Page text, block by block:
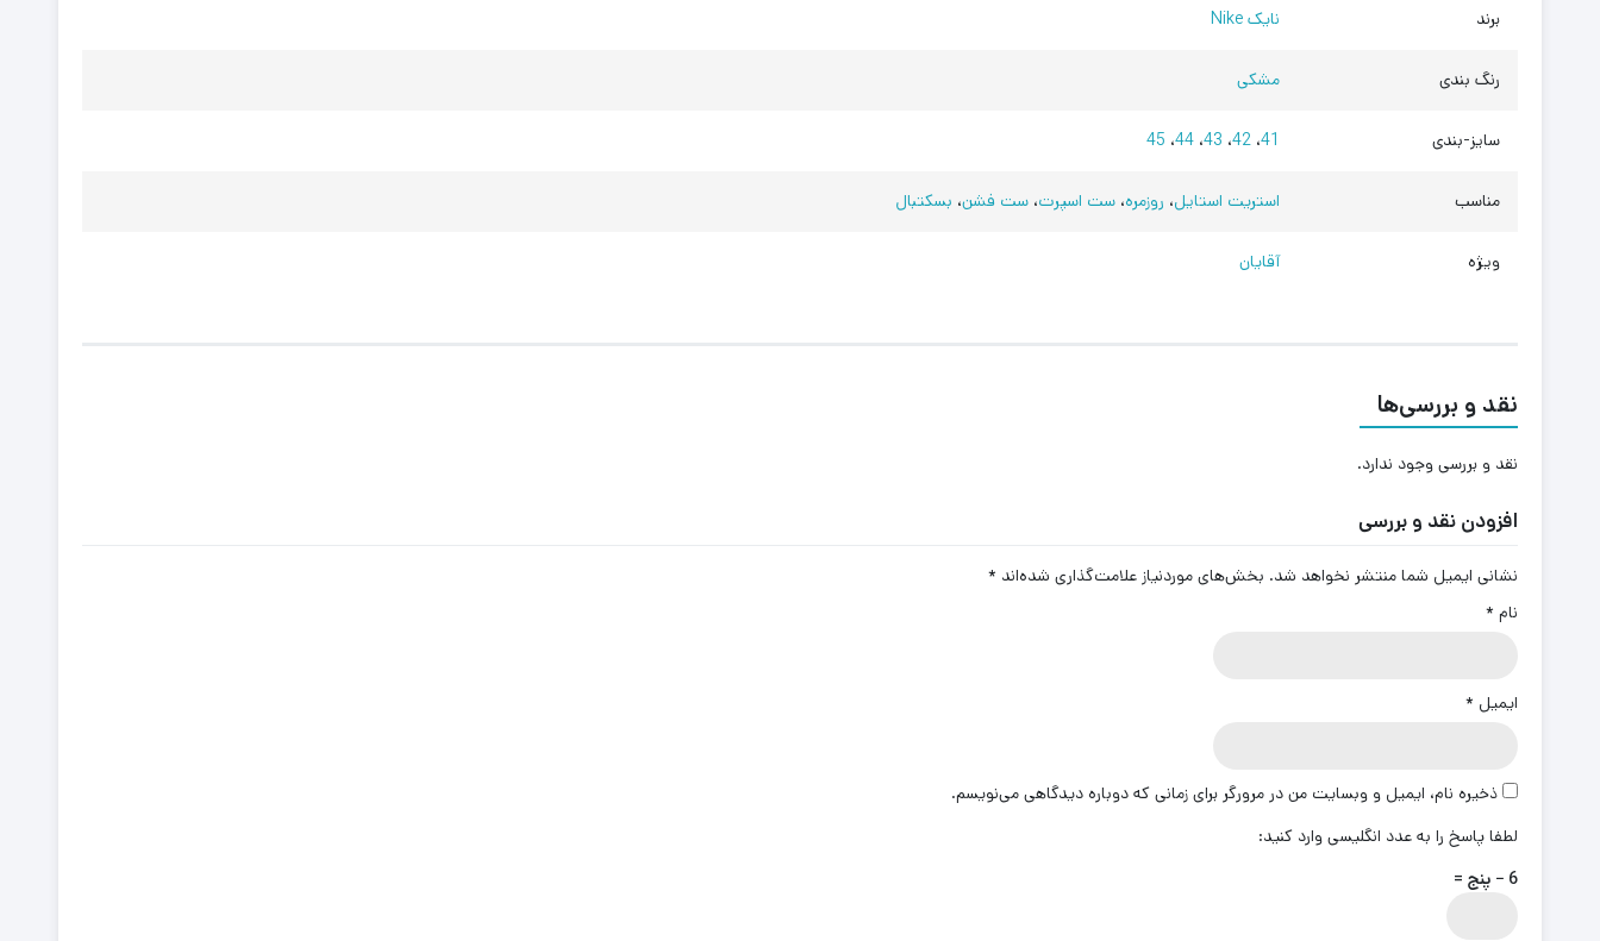
برند نایک Nike
رنگ بندی مشکی
سایز-بندی 41، 42، 43، 44، 45
مناسب استریت استایل، روزمره، ست اسپرت، ست فشن، بسکتبال
ویژه آقایان
نقد و بررسی‌ها
نقد و بررسی وجود ندارد.
افزودن نقد و بررسی
نشانی ایمیل شما منتشر نخواهد شد. بخش‌های موردنیاز علامت‌گذاری شده‌اند *
نام *
ایمیل *
ذخیره نام، ایمیل و وبسایت من در مرورگر برای زمانی که دوباره دیدگاهی می‌نویسم.
لطفا پاسخ را به عدد انگلیسی وارد کنید:
6 − پنج =